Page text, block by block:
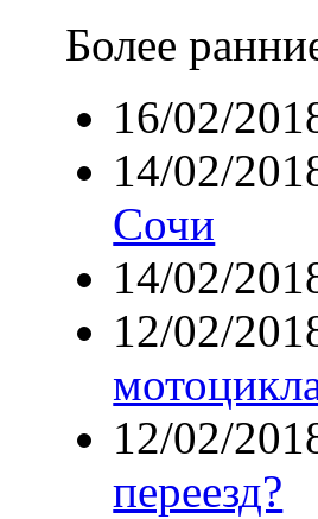
Более
16/02/
14/02/
Сочи
14/02/
12/02/
12/02/
переезд?